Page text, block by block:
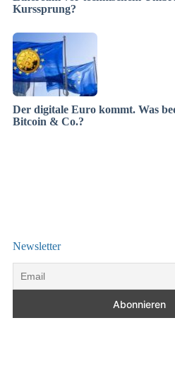
Kurssprung?
Der digitale Euro kommt. Was
Bitcoin & Co.?
Newsletter